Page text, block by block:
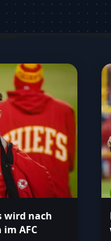
möchtest,
durch unsere
wird nach
AFC